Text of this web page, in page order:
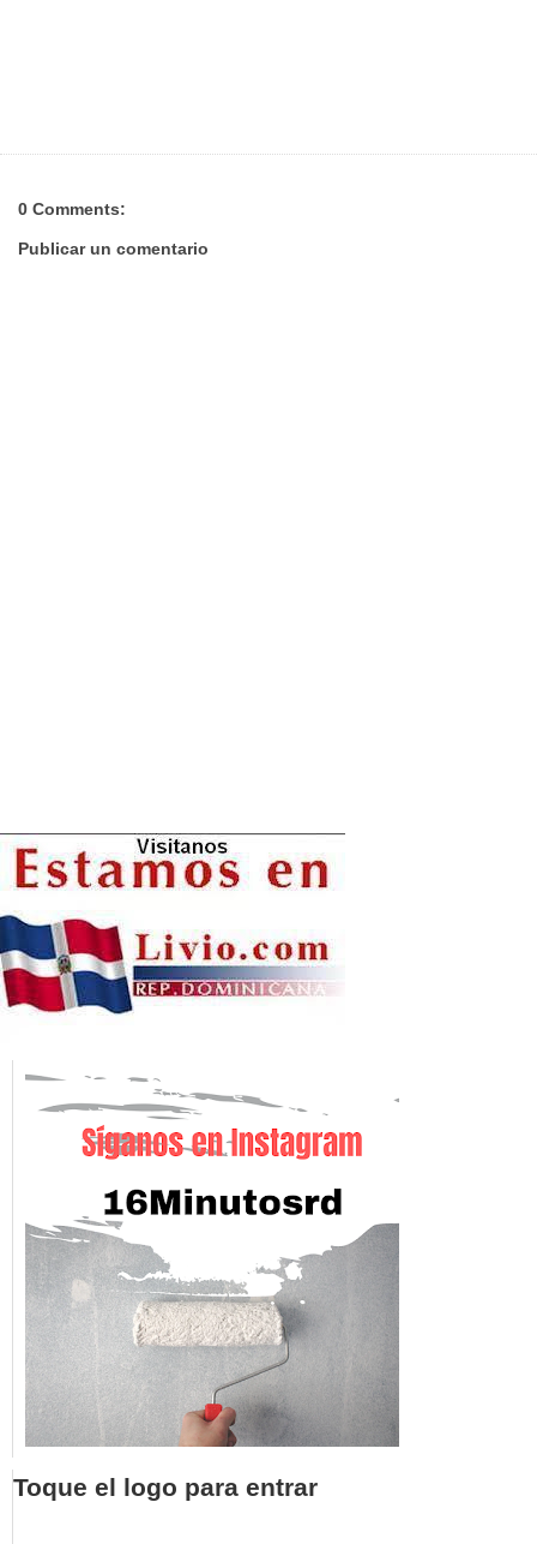
0 Comments:
Publicar un comentario
Toque el logo para entrar